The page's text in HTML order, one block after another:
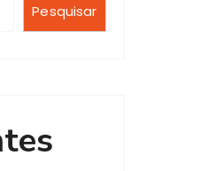
Pesquisar